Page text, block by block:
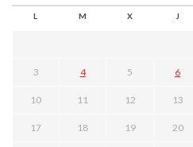
L M X J
3 4 5 6
10 11 12 13
17 18 19 20